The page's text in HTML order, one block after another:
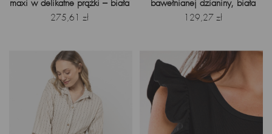
maxi w delikatne prążki – biała
Cena
275,61 zł
bawełnianej dzianiny, biała
Cena
129,27 zł